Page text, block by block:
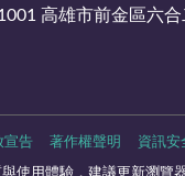
高雄市前金區六
宣告 著作權聲明 資訊安
使用體驗，建議更新瀏覽